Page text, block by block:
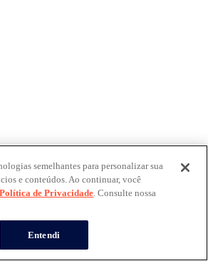
semelhantes para personalizar sua
e conteúdos. Ao continuar, você
Política de Privacidade. Consulte nossa
Entendi